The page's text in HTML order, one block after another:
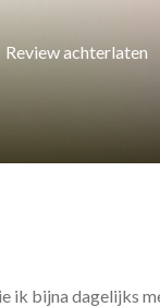
Review achterlaten
ik bijna dagelijks